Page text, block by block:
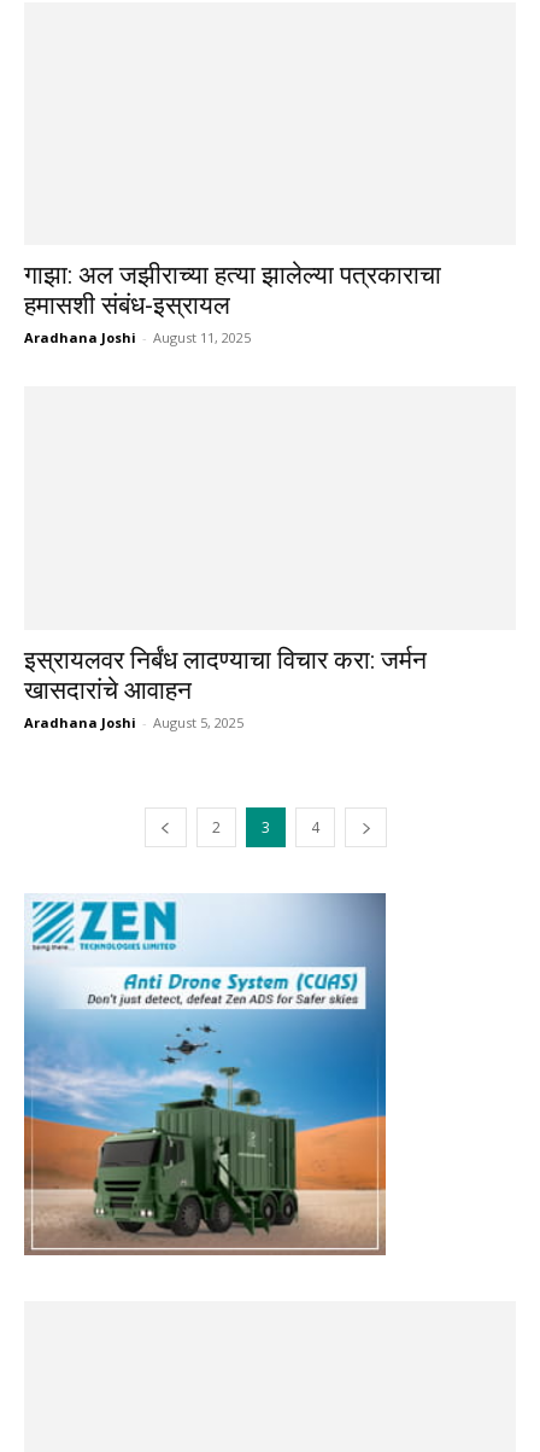
गाझा: अल जझीराच्या हत्या झालेल्या पत्रकाराचा
हमासशी संबंध-इस्रायल
Aradhana Joshi - August 11, 2025
इस्रायलवर निर्बंध लादण्याचा विचार करा: जर्मन
खासदारांचे आवाहन
Aradhana Joshi - August 5, 2025
2 3 4